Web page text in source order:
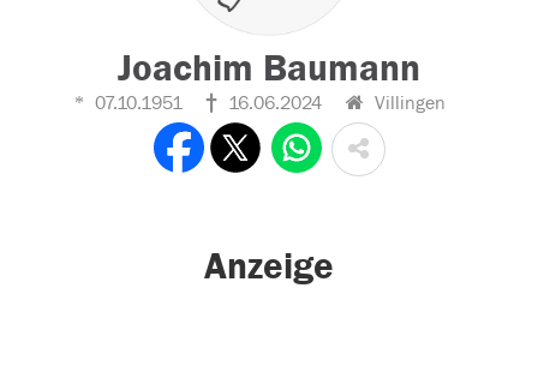
Joachim Baumann
07.10.1951 16.06.2024 Villingen
Anzeige